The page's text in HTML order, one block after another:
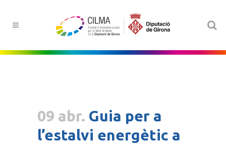
09 abr. Guia per a
l’estalvi energètic a